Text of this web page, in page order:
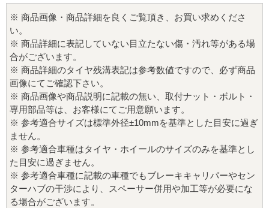
※ 商品画像・商品詳細を良くご覧頂き、お買い求めくださ
い。
※ 商品詳細に表記していない目立たない傷・汚れ等がある場
合がございます。
※ 商品詳細のタイヤ残溝表記は参考数値ですので、必ず商品
画像にてご確認下さい。
※ 商品画像や商品説明に記載の無い、取付ナット・ボルト・
専用部品等は、お客様にてご用意願います。
※ 参考適合サイズは標準外径±10mmを基準とした目安に過ぎ
ません。
※ 参考適合車種はタイヤ・ホイールのサイズのみを基準とし
た目安に過ぎません。
※ 参考適合車種に記載の車種でもブレーキキャリパーやセン
ターハブの干渉により、スペーサー併用や加工等が必要にな
る場合がございます。